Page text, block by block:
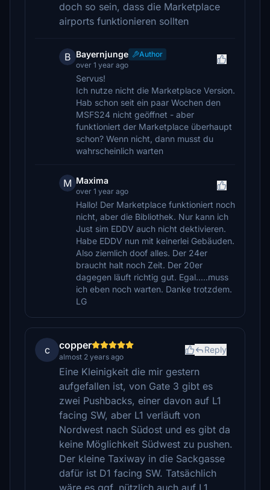
doch so sein, dass die Marketplace
airports funktionieren sollten
B Bayernjunge
Author
over 1 year ago
Servus!
Ich nutze nicht die Marketplace Version.
Hab schon seit ein paar Wochen den
MSFS24 nicht geöffnet - aber
funktioniert der Marketplace überhaupt
schon? Wenn nicht, dann musst du
wahrscheinlich warten
M Maxima
over 1 year ago
Hallo! Der Marketplace funktioniert noch
nicht, aber die Bibliothek. Nur kann ich
Just sim EDDV auch nicht dektivieren.
Habe EDDV nun mit keinerlei Gebäuden.
Also ziemlich doof alles. Der 24er
braucht halt noch Zeit. Der 20er
dagegen läuft richtig gut. Egal.....muss
ich eben noch warten. Danke trotzdem.
LG
c copper
almost 2 years ago
Reply
Eine Kleinigkeit die mir gestern
aufgefallen ist, von Gate 3 gibt es
zwei Pushbacks, einer davon auf L1
facing SW, aber L1 verläuft von
Nordwest nach Südost und es gibt da
keine Möglichkeit Südwest zu pushen.
Der kleine Taxiway in die Sackgasse
dafür ist D1 facing SW. Tatsächlich
wäre es ggf. nützlich auch auf L1